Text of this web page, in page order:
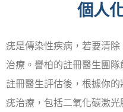
個人
疣是傳染性疾病，若要清
治療。譽柏的註冊醫生團
註冊醫生評估後，根據你
疣治療，包括二氧化碳激